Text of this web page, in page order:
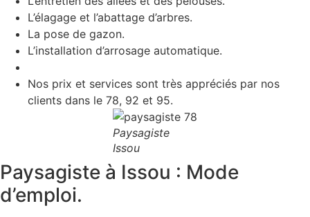
L’élagage et l’abattage d’arbres.
La pose de gazon.
L’installation d’arrosage automatique.
Nos prix et services sont très appréciés par nos
clients dans le 78, 92 et 95.
Paysagiste
Issou
Paysagiste à Issou : Mode
d’emploi.